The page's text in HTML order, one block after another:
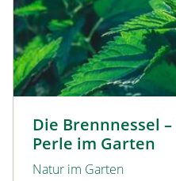
Die Brennnessel
Perle im Garten
Natur im Garten